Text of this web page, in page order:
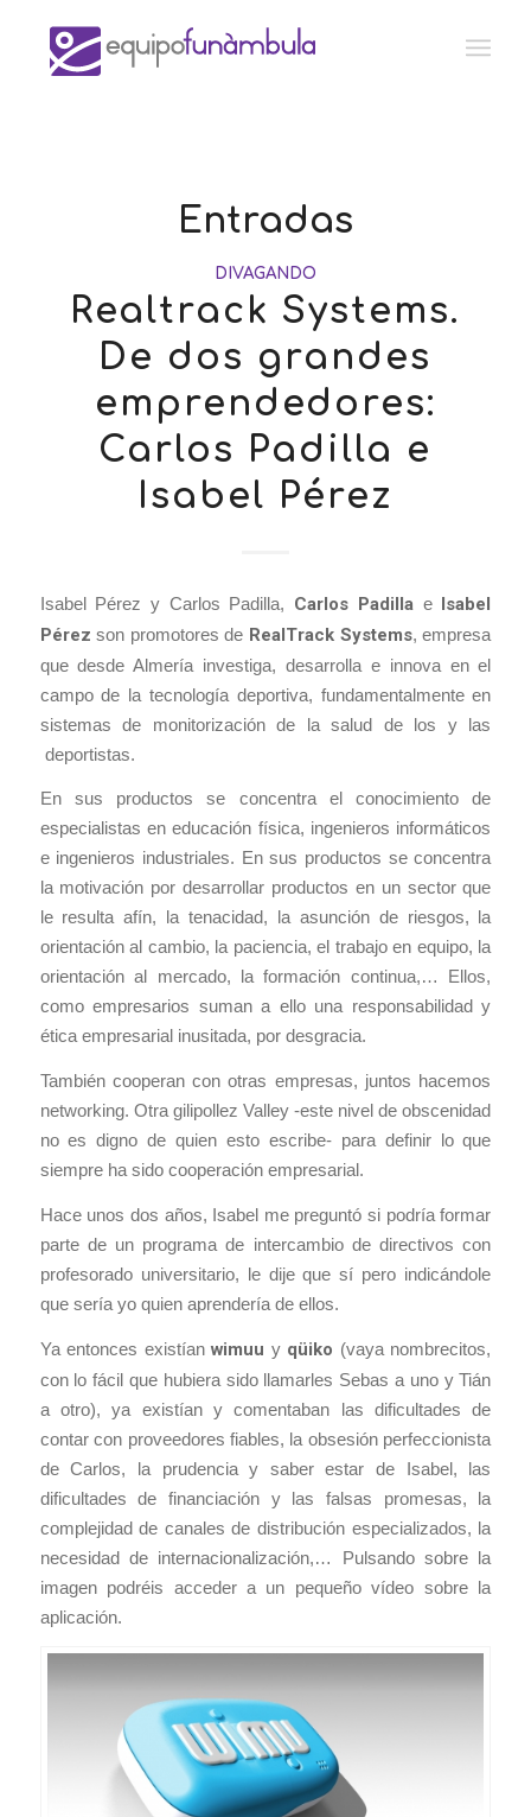
Entradas
DIVAGANDO
Realtrack Systems.
De dos grandes
emprendedores:
Carlos Padilla e
Isabel Pérez
Isabel Pérez y Carlos Padilla, Carlos Padilla e Isabel
Pérez son promotores de RealTrack Systems, empresa
que desde Almería investiga, desarrolla e innova en el
campo de la tecnología deportiva, fundamentalmente en
sistemas de monitorización de la salud de los y las
deportistas.
En sus productos se concentra el conocimiento de
especialistas en educación física, ingenieros informáticos
e ingenieros industriales. En sus productos se concentra
la motivación por desarrollar productos en un sector que
le resulta afín, la tenacidad, la asunción de riesgos, la
orientación al cambio, la paciencia, el trabajo en equipo, la
orientación al mercado, la formación continua,… Ellos,
como empresarios suman a ello una responsabilidad y
ética empresarial inusitada, por desgracia.
También cooperan con otras empresas, juntos hacemos
networking. Otra gilipollez Valley -este nivel de obscenidad
no es digno de quien esto escribe- para definir lo que
siempre ha sido cooperación empresarial.
Hace unos dos años, Isabel me preguntó si podría formar
parte de un programa de intercambio de directivos con
profesorado universitario, le dije que sí pero indicándole
que sería yo quien aprendería de ellos.
Ya entonces existíanwimuu y qüiko (vaya nombrecitos,
con lo fácil que hubiera sido llamarles Sebas a uno y Tián
a otro), ya existían y comentaban las dificultades de
contar con proveedores fiables, la obsesión perfeccionista
de Carlos, la prudencia y saber estar de Isabel, las
dificultades de financiación y las falsas promesas, la
complejidad de canales de distribución especializados, la
necesidad de internacionalización,… Pulsando sobre la
imagen podréis acceder a un pequeño vídeo sobre la
aplicación.